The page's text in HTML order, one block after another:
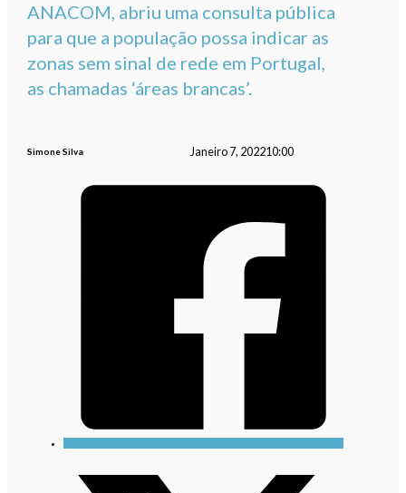
ANACOM, abriu uma consulta pública
para que a população possa indicar as
zonas sem sinal de rede em Portugal,
as chamadas ‘áreas brancas’.
Simone Silva Janeiro 7, 202210:00